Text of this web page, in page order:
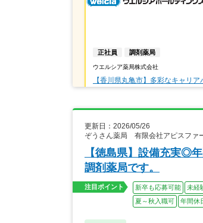
正社員 調剤薬局
ウエルシア薬局株式会社
【香川県丸亀市】多彩なキャリア
香川県丸亀市
この求人を見る
更新日：2026/05/26
ぞうさん薬局 有限会社アピスファ
【徳島県】設備充実◎
調剤薬局です。
注目ポイント 新卒も応募可能 未経
夏～秋入職可
年間休